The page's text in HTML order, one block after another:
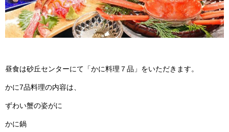
昼食は砂丘センターにて「かに料理７品」をいただきます。
かに7品料理の内容は、
ずわい蟹の姿がに
かに鍋